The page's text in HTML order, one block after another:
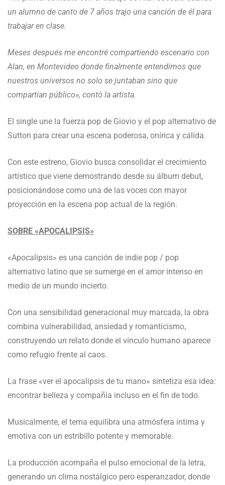
un alumno de canto de 7 años trajo una canción de él para
trabajar en clase.
Meses después me encontré compartiendo escenario con
Alan, en Montevideo donde finalmente entendimos que
nuestros universos no solo se juntaban sino que
compartían público», contó la artista.
El single une la fuerza pop de Giovio y el pop alternativo de
Sutton para crear una escena poderosa, onírica y cálida.
Con este estreno, Giovio busca consolidar el crecimiento
artístico que viene demostrando desde su álbum debut,
posicionándose como una de las voces con mayor
proyección en la escena pop actual de la región.
SOBRE «APOCALIPSIS»
«Apocalipsis» es una canción de indie pop / pop
alternativo latino que se sumerge en el amor intenso en
medio de un mundo incierto.
Con una sensibilidad generacional muy marcada, la obra
combina vulnerabilidad, ansiedad y romanticismo,
construyendo un relato donde el vínculo humano aparece
como refugio frente al caos.
La frase «ver el apocalipsis de tu mano» sintetiza esa idea:
encontrar belleza y compañía incluso en el fin de todo.
Musicalmente, el tema equilibra una atmósfera íntima y
emotiva con un estribillo potente y memorable.
La producción acompaña el pulso emocional de la letra,
generando un clima nostálgico pero esperanzador, donde